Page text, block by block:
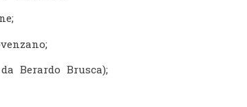
Berardo Brusca);